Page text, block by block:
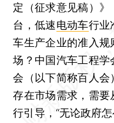
定（征求意见稿）
台，低速电动车行业
车生产企业的准入
场？中国汽车工程学
会（以下简称百人
存在市场需求，需
行引导，“无论政府